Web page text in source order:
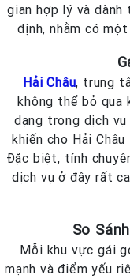
gian hợp lý và
định, nhằm có
Hải Châu, trung
không thể bỏ qua
dạng trong dịch
khiến cho Hải
Đặc biệt, tính
dịch vụ ở đây rất
So
Mỗi khu vực gái
mạnh và điểm yếu